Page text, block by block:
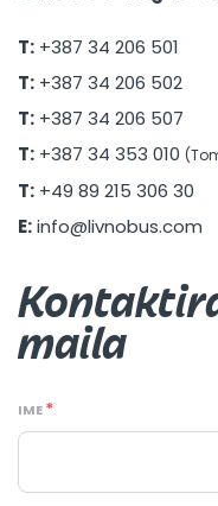
T: +387 34 206 501
T: +387 34 206 502
T: +387 34 206 507
T: +387 34 353 010
T: +49 89 215 306 30
E:info@livnobus.com
maila
IME